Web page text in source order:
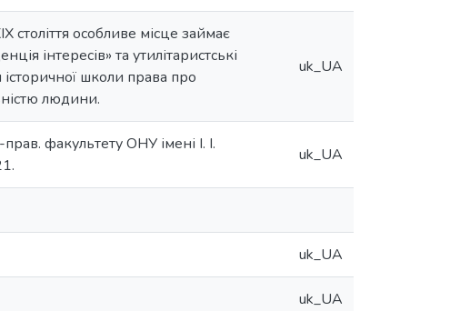
століття особливе місце займає
інтересів» та утилітаристські
школи права про
людини.
uk_UA
факультету ОНУ імені І. І.
uk_UA
uk_UA
uk_UA